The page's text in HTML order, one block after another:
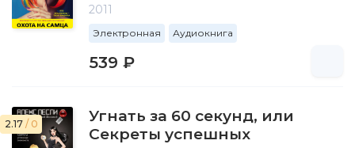
2011
Электронная Аудиокнига
539 ₽
2.17 / 0
Угнать за 60 секунд, или
Секреты успешных